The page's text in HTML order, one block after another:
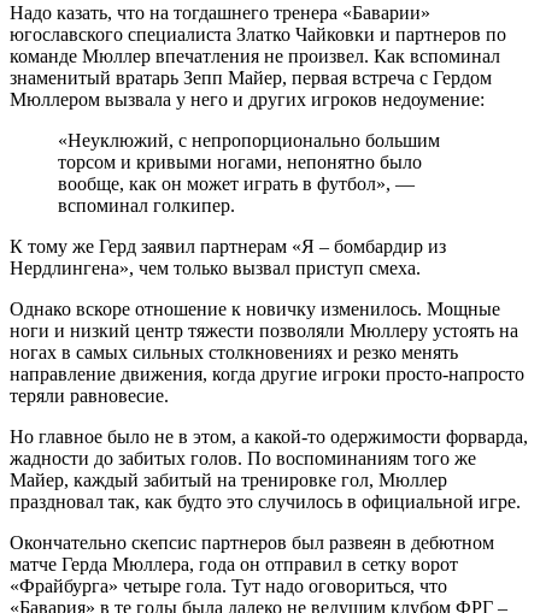
Надо казать, что на тогдашнего тренера «Баварии»
югославского специалиста Златко Чайковки и партнеров по
команде Мюллер впечатления не произвел. Как вспоминал
знаменитый вратарь Зепп Майер, первая встреча с Гердом
Мюллером вызвала у него и других игроков недоумение:
«Неуклюжий, с непропорционально большим
торсом и кривыми ногами, непонятно было
вообще, как он может играть в футбол», —
вспоминал голкипер.
К тому же Герд заявил партнерам «Я – бомбардир из
Нердлингена», чем только вызвал приступ смеха.
Однако вскоре отношение к новичку изменилось. Мощные
ноги и низкий центр тяжести позволяли Мюллеру устоять на
ногах в самых сильных столкновениях и резко менять
направление движения, когда другие игроки просто-напросто
теряли равновесие.
Но главное было не в этом, а какой-то одержимости форварда,
жадности до забитых голов. По воспоминаниям того же
Майер, каждый забитый на тренировке гол, Мюллер
праздновал так, как будто это случилось в официальной игре.
Окончательно скепсис партнеров был развеян в дебютном
матче Герда Мюллера, года он отправил в сетку ворот
«Фрайбурга» четыре гола. Тут надо оговориться, что
«Бавария» в те годы была далеко не ведущим клубом ФРГ –